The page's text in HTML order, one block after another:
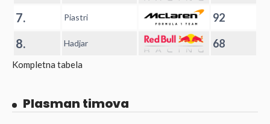
7. Piastri 92
8. Hadjar 68
Kompletna tabela
Plasman timova